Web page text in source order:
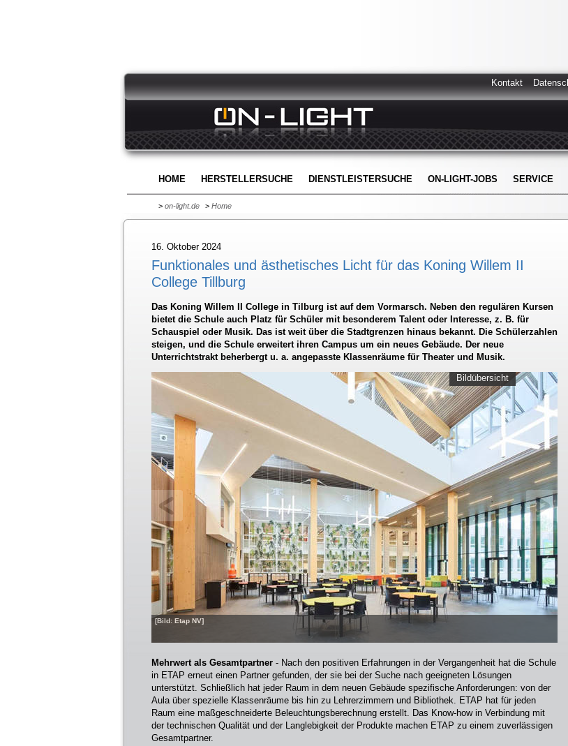
Kontakt
HOME HERSTELLERSUCHE DIENSTLEISTERSUCHE ON-LIGHT-JOBS SERVICE
> on-light.de > Home
16. Oktober 2024
Funktionales und ästhetisches Licht für das Koning Willem II
College Tillburg
Das Koning Willem II College in Tilburg ist auf dem Vormarsch. Neben den regulären Kursen
bietet die Schule auch Platz für Schüler mit besonderem Talent oder Interesse, z. B. für
Schauspiel oder Musik. Das ist weit über die Stadtgrenzen hinaus bekannt. Die Schülerzahlen
steigen, und die Schule erweitert ihren Campus um ein neues Gebäude. Der neue
Unterrichtstrakt beherbergt u. a. angepasste Klassenräume für Theater und Musik.
[Bild: Etap NV]
Bildübersicht
Mehrwert als Gesamtpartner - Nach den positiven Erfahrungen in der Vergangenheit hat die Schule
in ETAP erneut einen Partner gefunden, der sie bei der Suche nach geeigneten Lösungen
unterstützt. Schließlich hat jeder Raum in dem neuen Gebäude spezifische Anforderungen: von der
Aula über spezielle Klassenräume bis hin zu Lehrerzimmern und Bibliothek. ETAP hat für jeden
Raum eine maßgeschneiderte Beleuchtungsberechnung erstellt. Das Know-how in Verbindung mit
der technischen Qualität und der Langlebigkeit der Produkte machen ETAP zu einem zuverlässigen
Gesamtpartner.